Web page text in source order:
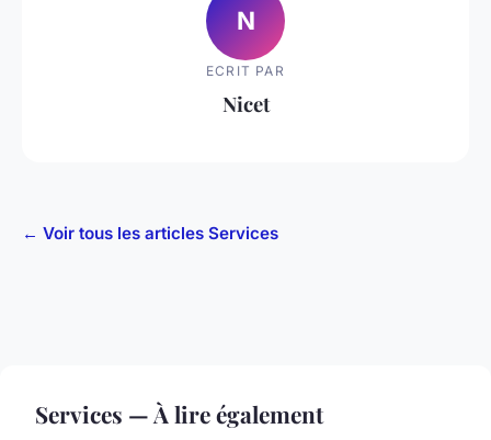
N
ECRIT PAR
Nicet
← Voir tous les articles Services
Services — À lire également